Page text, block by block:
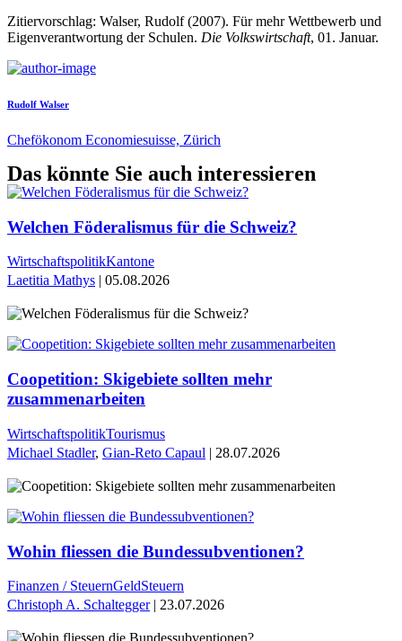
Zitiervorschlag: Walser, Rudolf (2007). Für mehr Wettbewerb und
Eigenverantwortung der Schulen. Die Volkswirtschaft, 01. Januar.
Rudolf Walser
Chefökonom Economiesuisse, Zürich
Das könnte Sie auch interessieren
Welchen Föderalismus für die Schweiz?
WirtschaftspolitikKantone
Laetitia Mathys | 05.08.2026
Coopetition: Skigebiete sollten mehr
zusammenarbeiten
WirtschaftspolitikTourismus
Michael Stadler, Gian-Reto Capaul | 28.07.2026
Wohin fliessen die Bundessubventionen?
Finanzen / SteuernGeldSteuern
Christoph A. Schaltegger| 23.07.2026